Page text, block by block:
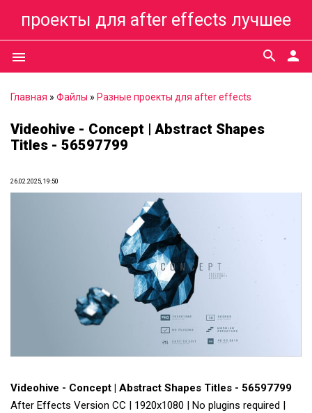
проекты для after effects лучшее
menu person
search
Главная » Файлы » Разные проекты для after effects
Videohive - Concept | Abstract Shapes
Titles - 56597799
26.02.2025, 19:50
Videohive - Concept | Abstract Shapes Titles - 56597799
After Effects Version CC | 1920x1080 | No plugins required |